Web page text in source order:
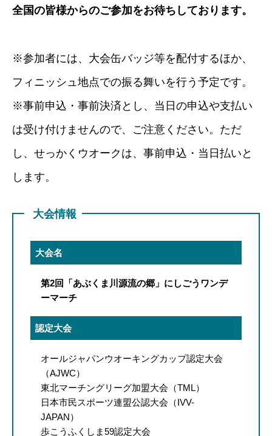
全国の皆様からのご参加をお待ちしております。
※参加者には、大会缶バッジ等を配付するほか、
フィニッシュ地点での振る舞いを行う予定です。
※事前申込・事前決済とし、当日の申込や支払い
は受け付けませんので、ご注意ください。ただ
し、せっかくウオークは、事前申込・当日払いと
します。
大会情報
大会名
第2回「あぶくま川源流の郷」にしごうワンデ
ーマーチ
認定大会
オールジャパンウオーキングカップ認定大会
（AJWC）
東北マーチングリーグ加盟大会（TML）
日本市民スポーツ連盟公認大会（IVV-
JAPAN）
歩こうふくしま59認定大会